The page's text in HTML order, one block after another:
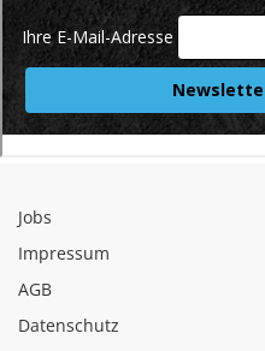
Jobs
Impressum
AGB
Datenschutz